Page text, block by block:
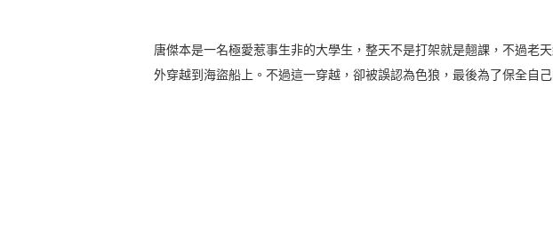
唐傑本是一名極愛惹事生非的大學生，整天不是打架就是翹課，不過老
外穿越到海盜船上。不過這一穿越，卻被誤認為色狼，最後為了保全自